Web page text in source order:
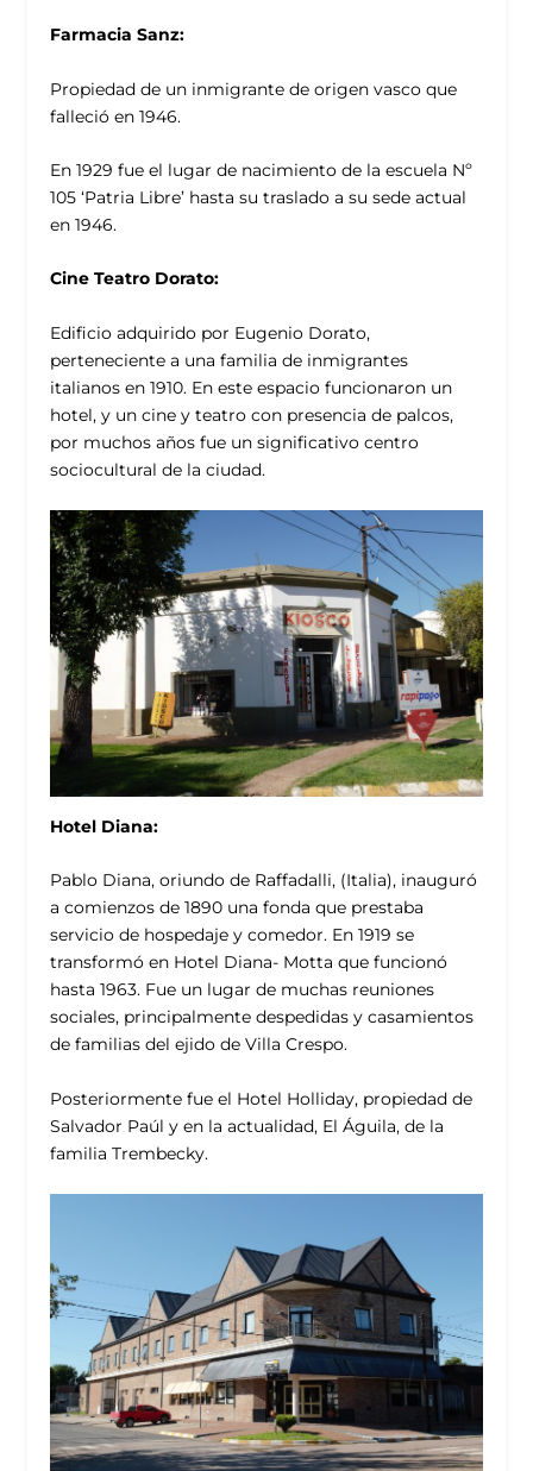
Farmacia Sanz:
Propiedad de un inmigrante de origen vasco que
falleció en 1946.
En 1929 fue el lugar de nacimiento de la escuela Nº
105 ‘Patria Libre’ hasta su traslado a su sede actual
en 1946.
Cine Teatro Dorato:
Edificio adquirido por Eugenio Dorato,
perteneciente a una familia de inmigrantes
italianos en 1910. En este espacio funcionaron un
hotel, y un cine y teatro con presencia de palcos,
por muchos años fue un significativo centro
sociocultural de la ciudad.
Hotel Diana:
Pablo Diana, oriundo de Raffadalli, (Italia), inauguró
a comienzos de 1890 una fonda que prestaba
servicio de hospedaje y comedor. En 1919 se
transformó en Hotel Diana- Motta que funcionó
hasta 1963. Fue un lugar de muchas reuniones
sociales, principalmente despedidas y casamientos
de familias del ejido de Villa Crespo.
Posteriormente fue el Hotel Holliday, propiedad de
Salvador Paúl y en la actualidad, El Águila, de la
familia Trembecky.